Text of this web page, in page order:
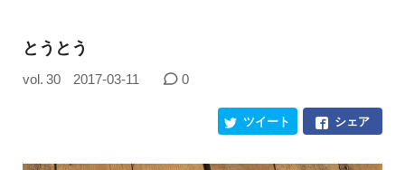
とうとう
vol. 30 2017-03-11 0
シェア
ツイート